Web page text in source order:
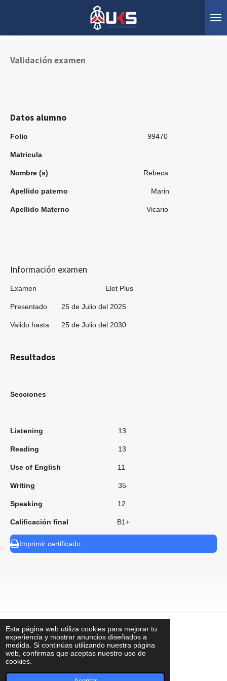
Esta página web utiliza cookies para mejorar tu
experiencia y mostrar anuncios diseñados a
medida. Si continúas utilizando nuestra página
web, confirmas que aceptas nuestro uso de
cookies.
Validación examen
Datos alumno
Folio 99470
Matricula
Nombre (s) Rebeca
Apellido paterno Marin
Apellido Materno Vicario
Información examen
Examen Elet Plus
Presentado 25 de Julio del 2025
Valido hasta 25 de Julio del 2030
Resultados
Secciones
Listening 13
Reading 13
Use of English 11
Writing 35
Speaking 12
Calificación final B1+
Imprimir certificado
⠀
contacto@uks.com.mx